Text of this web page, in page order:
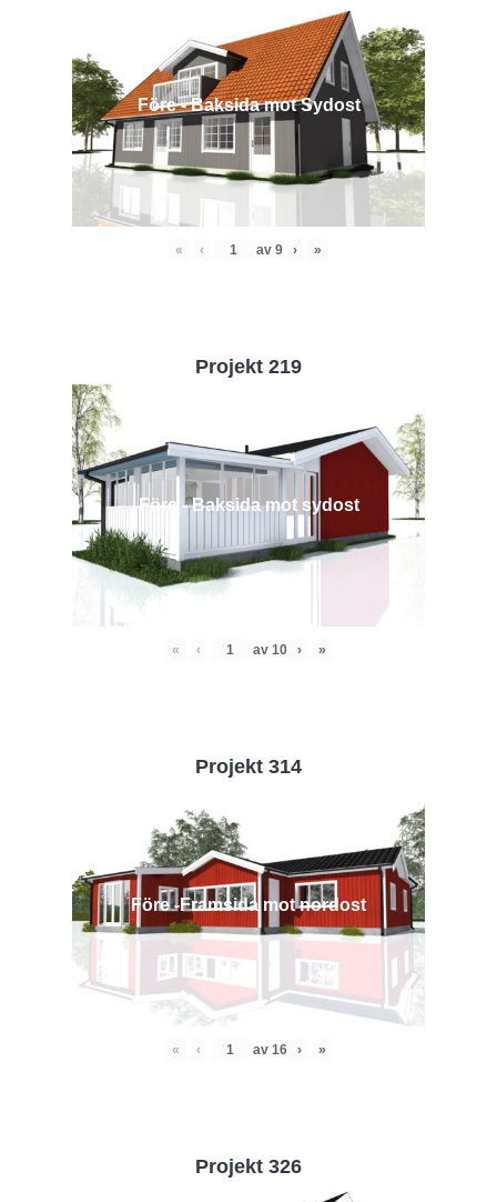
Före - Baksida mot Sydost
« ‹ av 9 › »
Projekt 219
Före - Baksida mot sydost
« ‹ av 10 › »
Projekt 314
Före -Framsida mot nordost
« ‹ av 16 › »
Projekt 326